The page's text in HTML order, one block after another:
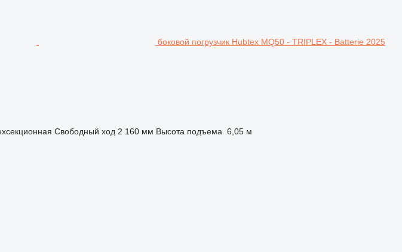
боковой погрузчик Hubtex MQ50 - TRIPLEX - Batterie 2025
Свободный ход 2 160 мм Высота подъема 6,05 м